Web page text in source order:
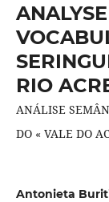
RIO
ANÁLISE
DO « VALE DO
Antonieta